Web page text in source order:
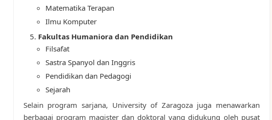
Matematika Terapan
Ilmu Komputer
Fakultas Humaniora dan Pendidikan
Filsafat
Sastra Spanyol dan Inggris
Pendidikan dan Pedagogi
Sejarah
Selain program sarjana, University of Zaragoza juga menawarkan
berbagai program magister dan doktoral yang didukung oleh pusat